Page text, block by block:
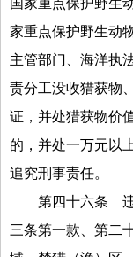
国家重点保护野生
家重点保护野生动
主管部门、海洋执
责分工没收猎获物
证，并处猎获物价
的，并处一万元以
追究刑事责任。
第四十六条 违
三条第一款、第二